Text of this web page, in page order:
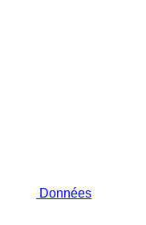
Données